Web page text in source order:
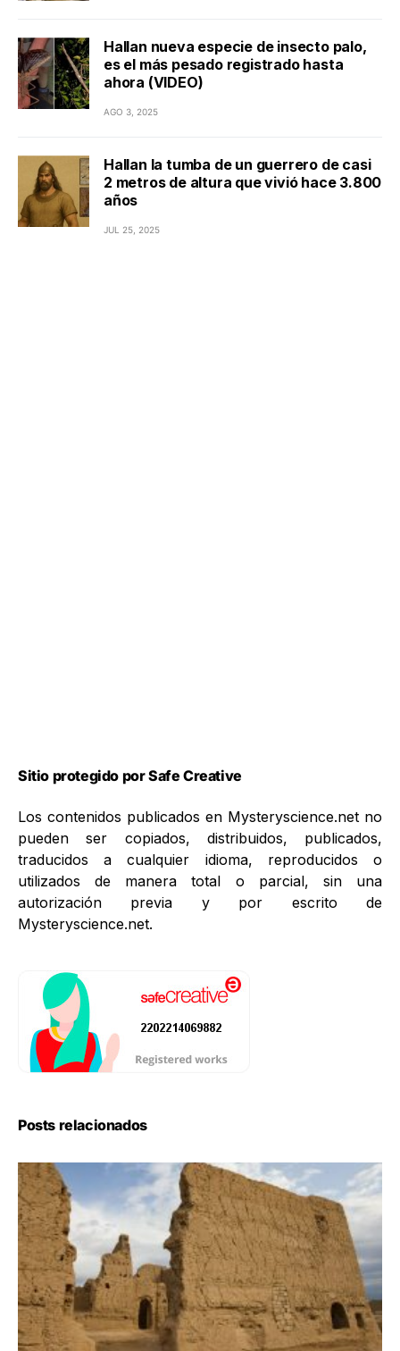
Hallan nueva especie de insecto palo,
es el más pesado registrado hasta
ahora (VIDEO)
AGO 3, 2025
Hallan la tumba de un guerrero de casi
2 metros de altura que vivió hace 3.800
años
JUL 25, 2025
Sitio protegido por Safe Creative
Los contenidos publicados en Mysteryscience.net no
pueden ser copiados, distribuidos, publicados,
traducidos a cualquier idioma, reproducidos o
utilizados de manera total o parcial, sin una
autorización previa y por escrito de
Mysteryscience.net.
Posts relacionados